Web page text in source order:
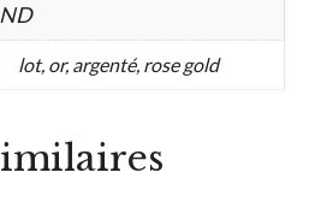
ND
lot, or, argenté, rose gold